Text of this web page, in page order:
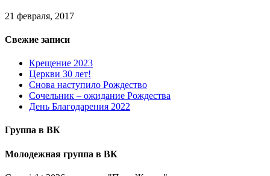
21 февраля, 2017
Свежие записи
Крещение 2023
Церкви 30 лет!
Снова наступило Рождество
Сочельник – ожидание Рождества
День Благодарения 2022
Группа в ВК
Молодежная группа в ВК